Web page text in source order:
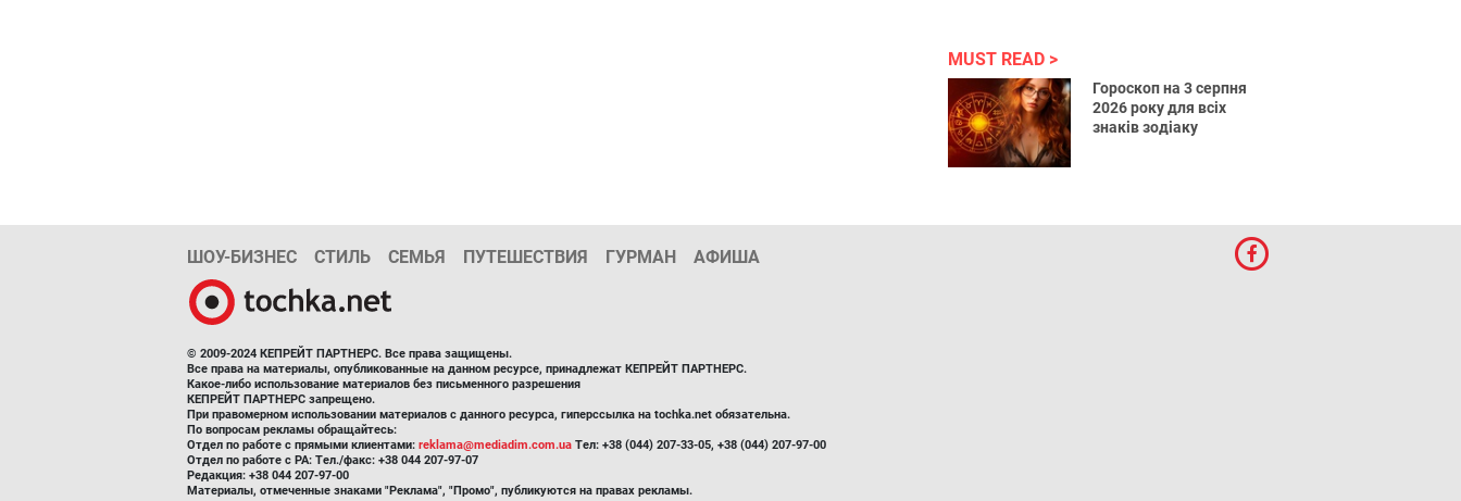
MUST READ
Гороскоп на 3 серпня
2026 року для всіх
знаків зодіаку
ШОУ-БИЗНЕС СТИЛЬ СЕМЬЯ ПУТЕШЕСТВИЯ ГУРМАН АФИША
© 2009-2024 КЕПРЕЙТ ПАРТНЕРС. Все права защищены.
Все права на материалы, опубликованные на данном ресурсе, принадлежат КЕПРЕЙТ ПАРТНЕРС.
Какое-либо использование материалов без письменного разрешения
КЕПРЕЙТ ПАРТНЕРС запрещено.
При правомерном использовании материалов с данного ресурса, гиперссылка на tochka.net обязательна.
По вопросам рекламы обращайтесь:
Отдел по работе с прямыми клиентами: reklama@mediadim.com.ua Тел: +38 (044) 207-33-05, +38 (044) 207-97-00
Отдел по работе с РА: Тел./факс: +38 044 207-97-07
Редакция: +38 044 207-97-00
Материалы, отмеченные знаками "Реклама", "Промо", публикуются на правах рекламы.